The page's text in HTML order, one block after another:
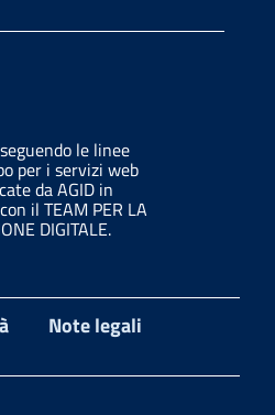
le linee
per i servizi web
da AGID in
il TEAM PER LA
DIGITALE.
Note legali